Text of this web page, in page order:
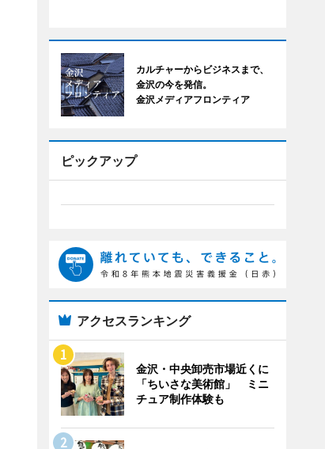
カルチャーからビジネスまで、
金沢の今を発信。
金沢メディアフロンティア
ピックアップ
アクセスランキング
金沢・中央卸売市場近くに
「ちいさな美術館」 ミニ
チュア制作体験も